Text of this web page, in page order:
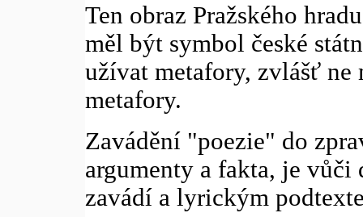
Ten obraz Pražského
měl být symbol české
užívat metafory, zvlášť ne
metafory.
Zavádění "poezie" do
argumenty a fakta, je
zavádí a lyrickým